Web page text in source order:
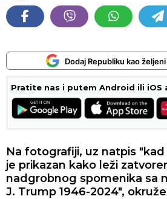
Dodaj Republiku kao
Pratite nas i putem Android ili iOS
Na fotografiji, uz natpis
je prikazan kako leži
nadgrobnog spomenika sa
J. Trump 1946-2024",